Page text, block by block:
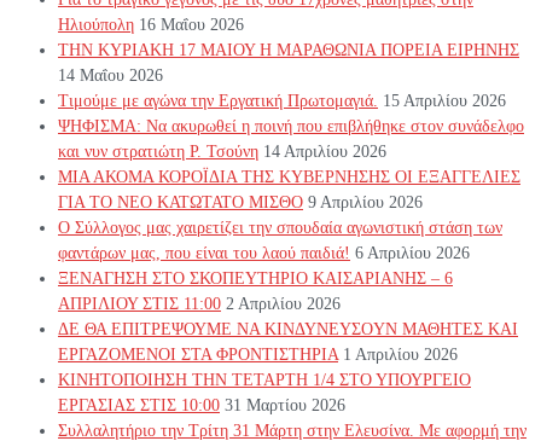
Ηλιούπολη 16 Μαΐου 2026
ΤΗΝ ΚΥΡΙΑΚΗ 17 ΜΑΙΟΥ Η ΜΑΡΑΘΩΝΙΑ ΠΟΡΕΙΑ ΕΙΡΗΝΗΣ
14 Μαΐου 2026
Τιμούμε με αγώνα την Εργατική Πρωτομαγιά. 15 Απριλίου 2026
ΨΗΦΙΣΜΑ: Να ακυρωθεί η ποινή που επιβλήθηκε στον συνάδελφο
και νυν στρατιώτη Ρ. Τσούνη 14 Απριλίου 2026
ΜΙΑ ΑΚΟΜΑ ΚΟΡΟΪΔΙΑ ΤΗΣ ΚΥΒΕΡΝΗΣΗΣ ΟΙ ΕΞΑΓΓΕΛΙΕΣ
ΓΙΑ ΤΟ ΝΕΟ ΚΑΤΩΤΑΤΟ ΜΙΣΘΟ 9 Απριλίου 2026
Ο Σύλλογος μας χαιρετίζει την σπουδαία αγωνιστική στάση των
φαντάρων μας, που είναι του λαού παιδιά! 6 Απριλίου 2026
ΞΕΝΑΓΗΣΗ ΣΤΟ ΣΚΟΠΕΥΤΗΡΙΟ ΚΑΙΣΑΡΙΑΝΗΣ – 6
ΑΠΡΙΛΙΟΥ ΣΤΙΣ 11:00 2 Απριλίου 2026
ΔΕ ΘΑ ΕΠΙΤΡΕΨΟΥΜΕ ΝΑ ΚΙΝΔΥΝΕΥΣOYN ΜΑΘΗΤΕΣ ΚΑΙ
ΕΡΓΑΖΟΜΕΝΟΙ ΣΤΑ ΦΡΟΝΤΙΣΤΗΡΙΑ 1 Απριλίου 2026
ΚΙΝΗΤΟΠΟΙΗΣΗ ΤΗΝ ΤΕΤΑΡΤΗ 1/4 ΣΤΟ ΥΠΟΥΡΓΕΙΟ
ΕΡΓΑΣΙΑΣ ΣΤΙΣ 10:00 31 Μαρτίου 2026
Συλλαλητήριο την Τρίτη 31 Μάρτη στην Ελευσίνα. Με αφορμή την